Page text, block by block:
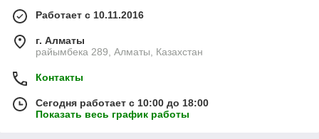
Работает с 10.11.2016
г. Алматы
райымбека 289, Алматы, Казахстан
Контакты
Сегодня работает с 10:00 до 18:00
Показать весь график работы